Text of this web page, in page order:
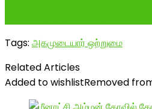
Tags: அகமுடையார் ஒற்றுமை
Related Articles
Added to wishlistRemoved